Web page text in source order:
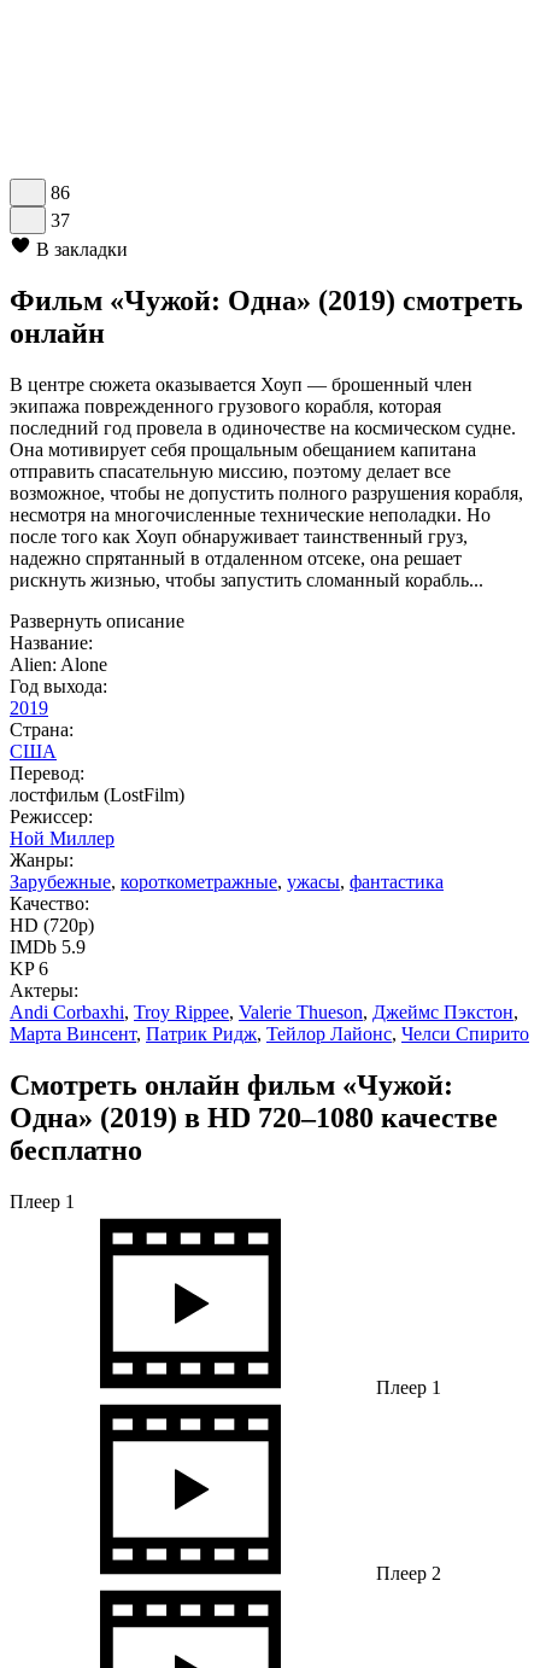
86
37
В закладки
Фильм «Чужой: Одна» (2019) смотреть
онлайн
В центре сюжета оказывается Хоуп — брошенный член
экипажа поврежденного грузового корабля, которая
последний год провела в одиночестве на космическом судне.
Она мотивирует себя прощальным обещанием капитана
отправить спасательную миссию, поэтому делает все
возможное, чтобы не допустить полного разрушения корабля,
несмотря на многочисленные технические неполадки. Но
после того как Хоуп обнаруживает таинственный груз,
надежно спрятанный в отдаленном отсеке, она решает
рискнуть жизнью, чтобы запустить сломанный корабль...
Развернуть описание
Название:
Alien: Alone
Год выхода:
2019
Страна:
США
Перевод:
лостфильм (LostFilm)
Режиссер:
Ной Миллер
Жанры:
Зарубежные, короткометражные, ужасы, фантастика
Качество:
HD (720p)
IMDb 5.9
KP 6
Актеры:
Andi Corbaxhi, Troy Rippee, Valerie Thueson, Джеймс Пэкстон,
Марта Винсент, Патрик Ридж, Тейлор Лайонс, Челси Спирито
Смотреть онлайн фильм «Чужой:
Одна» (2019) в HD 720–1080 качестве
бесплатно
Плеер 1
Плеер 1
Плеер 2